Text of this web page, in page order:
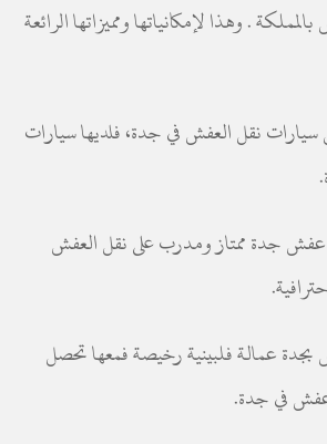
. وهذا لإمكانياتها ومميزاتها الرائعة
نقل العفش في جدة، فلديها سيارات
جدة ممتاز ومدرب على نقل العفش
عمالة فلبينية رخيصة فمعها تحصل
في جدة.